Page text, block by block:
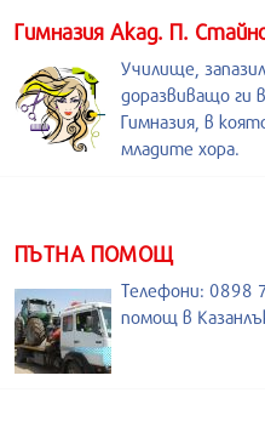
Гимназия Акад. П.
Училище,
доразвиващо ги
Гимназия, в
младите хора.
ПЪТНА ПОМОЩ
Телефони: 0898
помощ в